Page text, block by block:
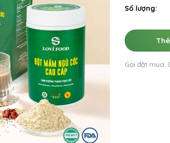
Số lượng:
Gọi đặt mua: